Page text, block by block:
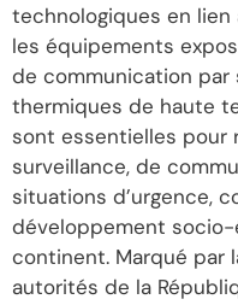
technologiques en lien
les équipements
de communication
thermiques de haute
sont essentielles pour
surveillance, de
situations d’urgence,
développement
continent. Marqué par
autorités de la